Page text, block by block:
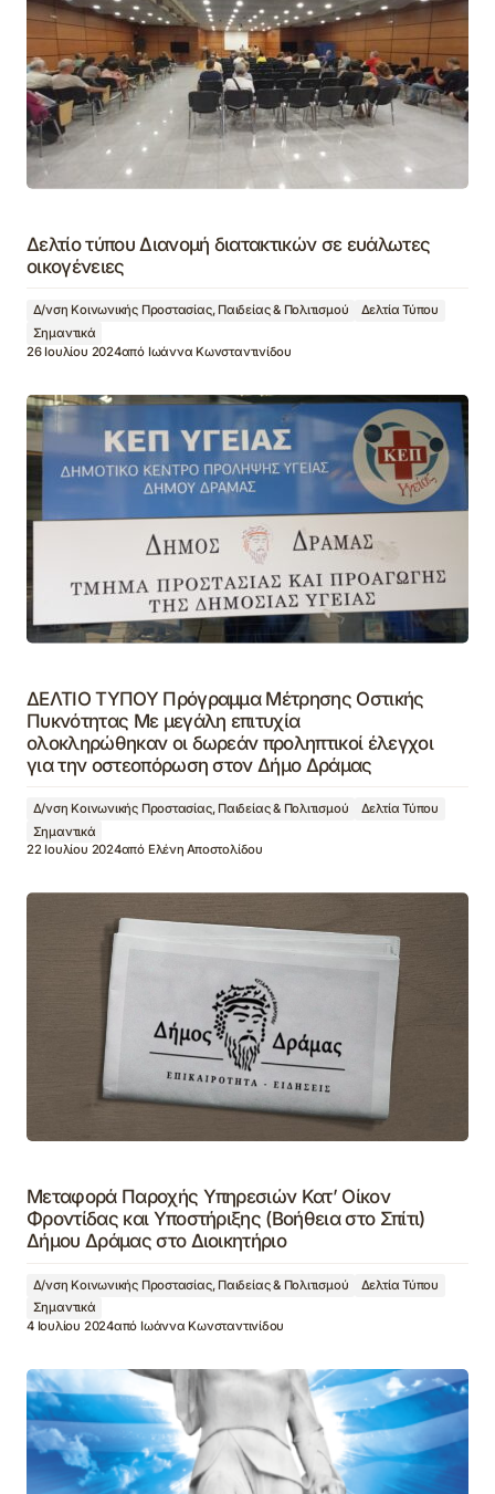
Δελτίο τύπου Διανομή διατακτικών σε ευάλωτες
οικογένειες
Δ/νση Κοινωνικής Προστασίας, Παιδείας & Πολιτισμού
Δελτία Τύπου
Σημαντικά
26 Ιουλίου 2024από Ιωάννα Κωνσταντινίδου
ΔΕΛΤΙΟ ΤΥΠΟΥ Πρόγραμμα Μέτρησης Οστικής
Πυκνότητας Με μεγάλη επιτυχία
ολοκληρώθηκαν οι δωρεάν προληπτικοί έλεγχοι
για την οστεοπόρωση στον Δήμο Δράμας
Δ/νση Κοινωνικής Προστασίας, Παιδείας & Πολιτισμού
Δελτία Τύπου
Σημαντικά
22 Ιουλίου 2024από Ελένη Αποστολίδου
Μεταφορά Παροχής Υπηρεσιών Κατ’ Οίκον
Φροντίδας και Υποστήριξης (Βοήθεια στο Σπίτι)
Δήμου Δράμας στο Διοικητήριο
Δ/νση Κοινωνικής Προστασίας, Παιδείας & Πολιτισμού
Δελτία Τύπου
Σημαντικά
4 Ιουλίου 2024από Ιωάννα Κωνσταντινίδου